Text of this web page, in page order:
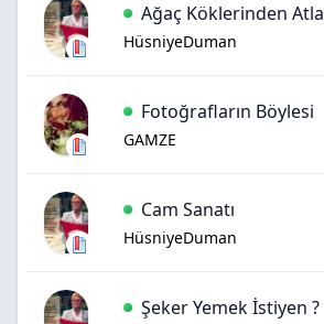
Ağaç Köklerinden
HüsniyeDuman
Fotoğrafların Böylesi
GAMZE
Cam Sanatı
HüsniyeDuman
Şeker Yemek İstiyen ?